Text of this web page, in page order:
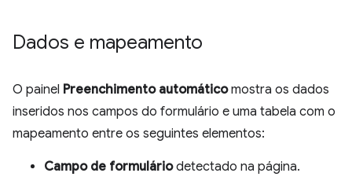
Dados e mapeamento
O painel Preenchimento automáticomostra os dados
inseridos nos campos do formulário e uma tabela com o
mapeamento entre os seguintes elementos:
Campo de formuláriodetectado na página.